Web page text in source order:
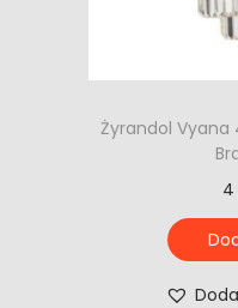
Żyrandol Vyana
4